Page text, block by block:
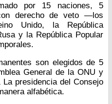
por 15 naciones, 5
derecho de veto —los
Unido, la República
y la República Popular
son elegidos de 5
General de la ONU y
presidencia del Consejo
alfabética.